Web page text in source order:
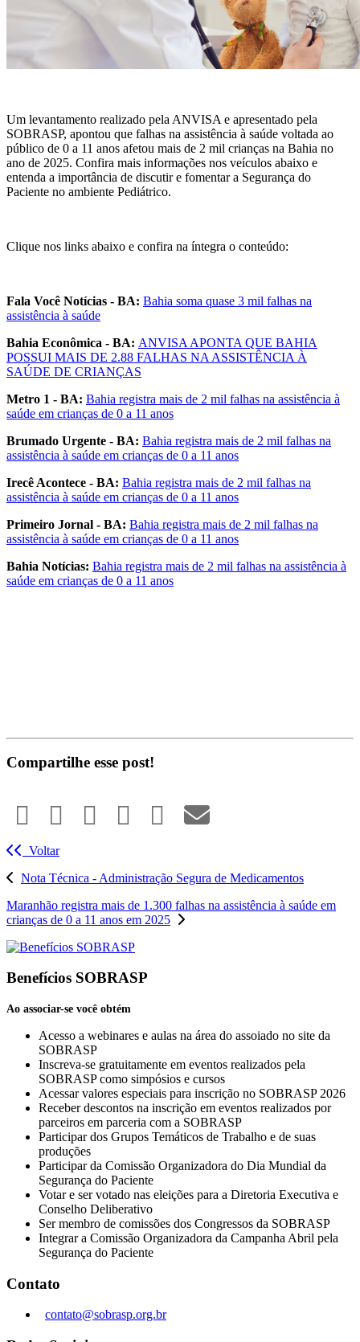
Um levantamento realizado pela ANVISA e apresentado pela
SOBRASP, apontou que falhas na assistência à saúde voltada ao
público de 0 a 11 anos afetou mais de 2 mil crianças na Bahia no
ano de 2025. Confira mais informações nos veículos abaixo e
entenda a importância de discutir e fomentar a Segurança do
Paciente no ambiente Pediátrico.
Clique nos links abaixo e confira na íntegra o conteúdo:
Fala Você Notícias - BA: Bahia soma quase 3 mil falhas na
assistência à saúde
Bahia Econômica - BA: ANVISA APONTA QUE BAHIA
POSSUI MAIS DE 2.88 FALHAS NA ASSISTÊNCIA À
SAÚDE DE CRIANÇAS
Metro 1 - BA: Bahia registra mais de 2 mil falhas na assistência à
saúde em crianças de 0 a 11 anos
Brumado Urgente - BA: Bahia registra mais de 2 mil falhas na
assistência à saúde em crianças de 0 a 11 anos
Irecê Acontece - BA: Bahia registra mais de 2 mil falhas na
assistência à saúde em crianças de 0 a 11 anos
Primeiro Jornal - BA: Bahia registra mais de 2 mil falhas na
assistência à saúde em crianças de 0 a 11 anos
Bahia Notícias: Bahia registra mais de 2 mil falhas na assistência à
saúde em crianças de 0 a 11 anos
Compartilhe esse post!
Voltar
Nota Técnica - Administração Segura de Medicamentos
Maranhão registra mais de 1.300 falhas na assistência à saúde em
crianças de 0 a 11 anos em 2025
Benefícios SOBRASP
Ao associar-se você obtém
Acesso a webinares e aulas na área do assoiado no site da
SOBRASP
Inscreva-se gratuitamente em eventos realizados pela
SOBRASP como simpósios e cursos
Acessar valores especiais para inscrição no SOBRASP 2026
Receber descontos na inscrição em eventos realizados por
parceiros em parceria com a SOBRASP
Participar dos Grupos Temáticos de Trabalho e de suas
produções
Participar da Comissão Organizadora do Dia Mundial da
Segurança do Paciente
Votar e ser votado nas eleições para a Diretoria Executiva e
Conselho Deliberativo
Ser membro de comissões dos Congressos da SOBRASP
Integrar a Comissão Organizadora da Campanha Abril pela
Segurança do Paciente
Contato
contato@sobrasp.org.br